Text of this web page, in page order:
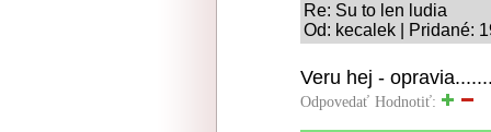
Re: Su to len ludia
Od: kecalek | Pridané:
Veru hej -
Odpovedať Hodnotiť: